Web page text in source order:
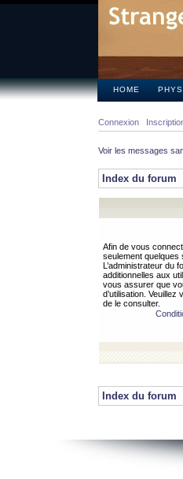
HOME
Connexion
Voir les messages
Index du forum
Afin de vous
seulement quelques
L’administrateur du
additionnelles aux
vous assurer que
d’utilisation.
de le consulter.
Index du forum